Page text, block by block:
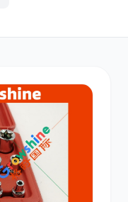
小松
康明斯